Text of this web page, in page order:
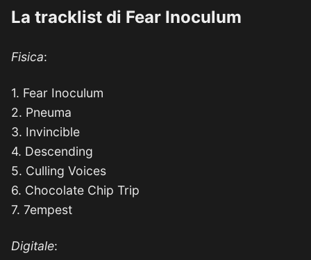
La tracklist di Fear Inoculum
Fisica:
1. Fear Inoculum
2. Pneuma
3. Invincible
4. Descending
5. Culling Voices
6. Chocolate Chip Trip
7. 7empest
Digitale: